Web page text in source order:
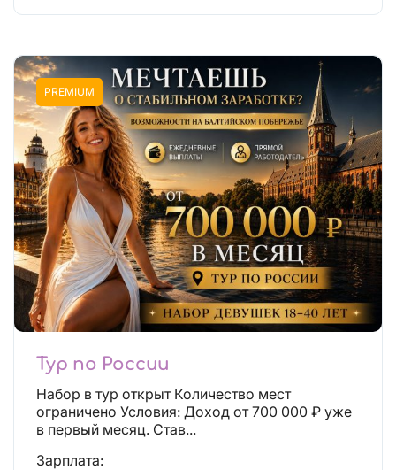
PREMIUM
Тур по России
Набор в тур открыт Количество мест
ограничено Условия: Доход от 700 000 ₽ уже
в первый месяц. Став...
Зарплата: